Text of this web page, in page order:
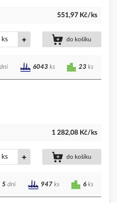
551,97 Kč/ks
ks do košíku
23 ks
dní 6043 ks
1 282,08 Kč/ks
ks do košíku
6 ks
5 dní 947 ks